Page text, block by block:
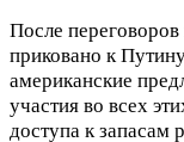
После
приковано к
американские
участия во всех
доступа к запасам